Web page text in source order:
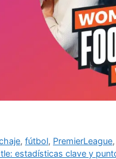
,fútbol, PremierLeague,
estadísticas clave y